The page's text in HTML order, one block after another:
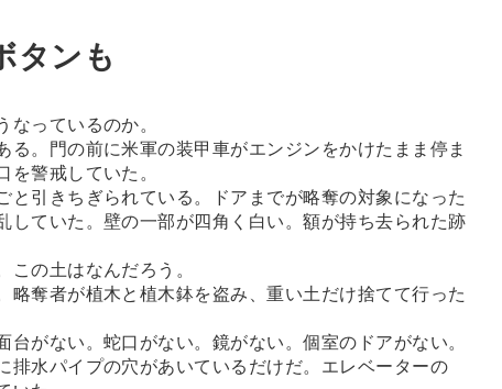
タンも
っているのか。
。門の前に米軍の装甲車がエンジンをかけたまま停ま
を警戒していた。
引きちぎられている。ドアまでが略奪の対象になった
していた。壁の一部が四角く白い。額が持ち去られた跡
の土はなんだろう。
奪者が植木と植木鉢を盗み、重い土だけ捨てて行った
がない。蛇口がない。鏡がない。個室のドアがない。
排水パイプの穴があいているだけだ。エレベーターの